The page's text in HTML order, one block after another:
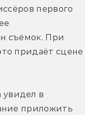
первого
съёмок. При
придаёт сцене
в
приложить